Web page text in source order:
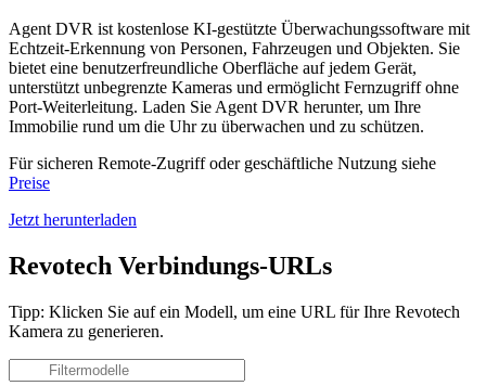
Agent DVR ist kostenlose KI-gestützte Überwachungssoftware mit
Echtzeit-Erkennung von Personen, Fahrzeugen und Objekten. Sie
bietet eine benutzerfreundliche Oberfläche auf jedem Gerät,
unterstützt unbegrenzte Kameras und ermöglicht Fernzugriff ohne
Port-Weiterleitung. Laden Sie Agent DVR herunter, um Ihre
Immobilie rund um die Uhr zu überwachen und zu schützen.
Für sicheren Remote-Zugriff oder geschäftliche Nutzung siehe
Preise
Jetzt herunterladen
Revotech Verbindungs-URLs
Tipp: Klicken Sie auf ein Modell, um eine URL für Ihre Revotech
Kamera zu generieren.